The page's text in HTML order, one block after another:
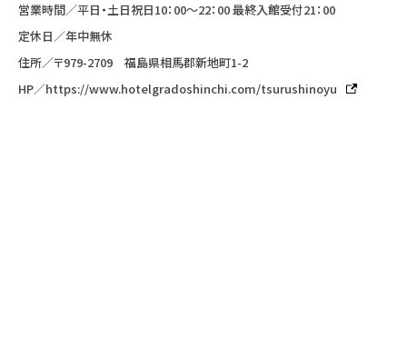
営業時間／平日・土日祝日10：00〜22：00 最終入館受付21：00
定休日／年中無休
住所／〒979-2709 福島県相馬郡新地町1-2
HP／https://www.hotelgradoshinchi.com/tsurushinoyu